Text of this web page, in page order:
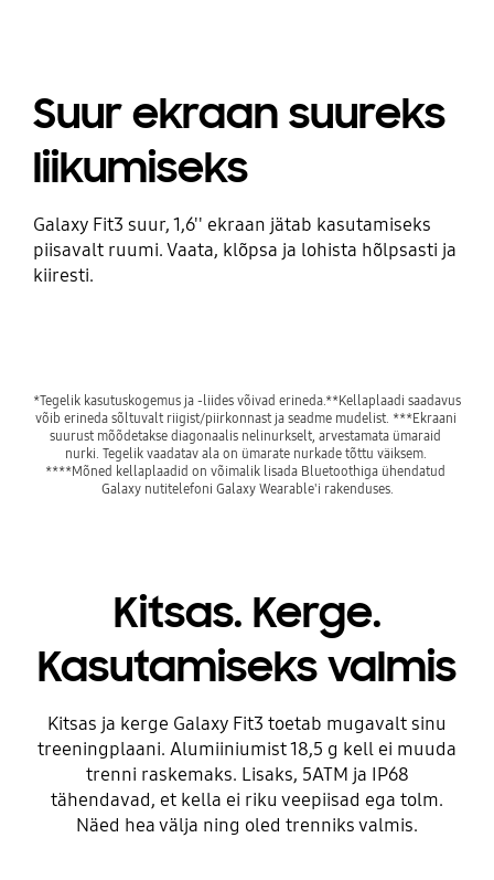
Suur ekraan suureks
liikumiseks
Galaxy Fit3 suur, 1,6'' ekraan jätab kasutamiseks
piisavalt ruumi. Vaata, klõpsa ja lohista hõlpsasti ja
kiiresti.
*Tegelik kasutuskogemus ja -liides võivad erineda.**Kellaplaadi saadavus
võib erineda sõltuvalt riigist/piirkonnast ja seadme mudelist. ***Ekraani
suurust mõõdetakse diagonaalis nelinurkselt, arvestamata ümaraid
nurki. Tegelik vaadatav ala on ümarate nurkade tõttu väiksem.
****Mõned kellaplaadid on võimalik lisada Bluetoothiga ühendatud
Galaxy nutitelefoni Galaxy Wearable'i rakenduses.
Kitsas. Kerge.
Kasutamiseks valmis
Kitsas ja kerge Galaxy Fit3 toetab mugavalt sinu
treeningplaani. Alumiiniumist 18,5 g kell ei muuda
trenni raskemaks. Lisaks, 5ATM ja IP68
tähendavad, et kella ei riku veepiisad ega tolm.
Näed hea välja ning oled trenniks valmis.